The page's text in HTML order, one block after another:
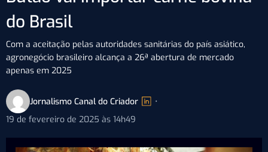
do Brasil
Com a aceitação pelas autoridades sanitárias do país asiático,
agronegócio brasileiro alcança a 26ª abertura de mercado
apenas em 2025
Jornalismo Canal do Criador
•
19 de fevereiro de 2025 às 14h49